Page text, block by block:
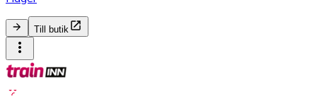
Till butik